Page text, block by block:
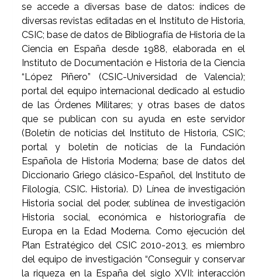
se accede a diversas base de datos: índices de
diversas revistas editadas en el Instituto de Historia,
CSIC; base de datos de Bibliografía de Historia de la
Ciencia en España desde 1988, elaborada en el
Instituto de Documentación e Historia de la Ciencia
“López Piñero” (CSIC-Universidad de Valencia);
portal del equipo internacional dedicado al estudio
de las Órdenes Militares; y otras bases de datos
que se publican con su ayuda en este servidor
(Boletín de noticias del Instituto de Historia, CSIC;
portal y boletín de noticias de la Fundación
Española de Historia Moderna; base de datos del
Diccionario Griego clásico-Español, del Instituto de
Filología, CSIC. Historia). D) Línea de investigación
Historia social del poder, sublínea de investigación
Historia social, económica e historiografía de
Europa en la Edad Moderna. Como ejecución del
Plan Estratégico del CSIC 2010-2013, es miembro
del equipo de investigación “Conseguir y conservar
la riqueza en la España del siglo XVII: interacción